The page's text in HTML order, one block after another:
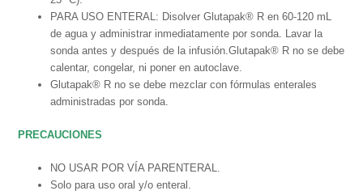
PARA USO ENTERAL: Disolver Glutapak® R en 60-120 mL
de agua y administrar inmediatamente por sonda. Lavar la
sonda antes y después de la infusión.Glutapak® R no se debe
calentar, congelar, ni poner en autoclave.
Glutapak® R no se debe mezclar con fórmulas enterales
administradas por sonda.
PRECAUCIONES
NO USAR POR VÍA PARENTERAL.
Solo para uso oral y/o enteral.